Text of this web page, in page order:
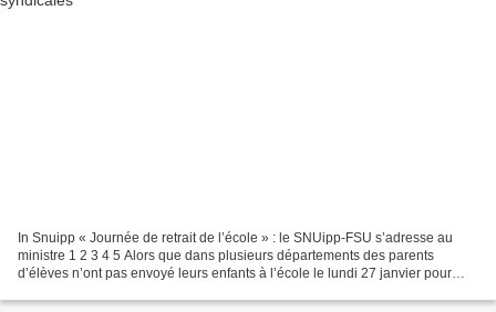
In Snuipp « Journée de retrait de l’école » : le SNUipp-FSU s’adresse au
ministre 1 2 3 4 5 Alors que dans plusieurs départements des parents
d’élèves n’ont pas envoyé leurs enfants à l’école le lundi 27 janvier pour